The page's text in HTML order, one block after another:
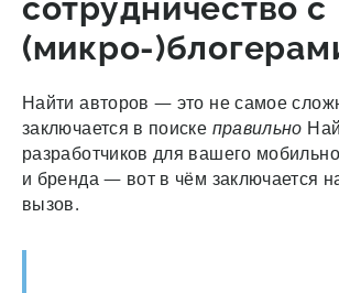
сотрудничество с
(микро-
Найти авторов — это не самое
заключается в поиске правильно
разработчиков для вашего
и бренда — вот в чём заключается
вызов.